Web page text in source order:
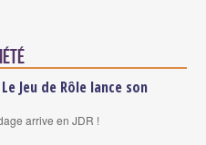
Jeu de Rôle lance son
arrive en JDR !